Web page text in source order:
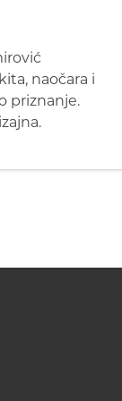
naočara i
priznanje.